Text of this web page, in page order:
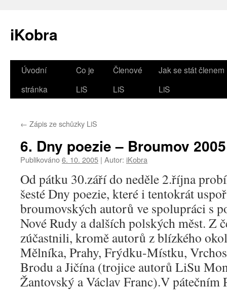
iKobra
Přejít
webu
Úvodní
stránka
Co je
LiS
Členové
LiS
Jak se stát členem
LiS
← Zápis ze schůzky LiS
6. Dny poezie – Broumov 2005
Publikováno6. 10. 2005 | Autor: iKobra
Od pátku 30.září do neděle 2.října
šesté Dny poezie, které i tentokrát
broumovských autorů ve spolupráci s
Nové Rudy a dalších polských měst. Z
zúčastnili, kromě autorů z blízkého
Mělníka, Prahy, Frýdku-Místku,
Brodu a Jičína (trojice autorů LiSu
Žantovský a Václav Franc).V pátečním